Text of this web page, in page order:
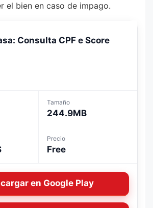
el bien en caso de impago.
Consulta CPF e Score
Tamaño
244.9MB
Precio
Free
en Google Play